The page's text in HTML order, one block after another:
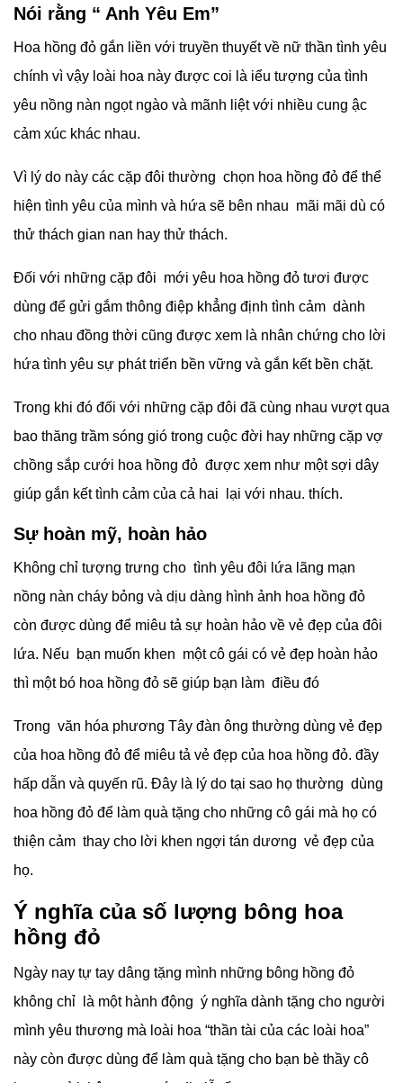
Nói rằng “ Anh Yêu Em”
Hoa hồng đỏ gắn liền với truyền thuyết về nữ thần tình yêu
chính vì vậy loài hoa này được coi là iểu tượng của tình
yêu nồng nàn ngọt ngào và mãnh liệt với nhiều cung ậc
cảm xúc khác nhau.
Vì lý do này các cặp đôi thường chọn hoa hồng đỏ để thể
hiện tình yêu của mình và hứa sẽ bên nhau mãi mãi dù có
thử thách gian nan hay thử thách.
Đối với những cặp đôi mới yêu hoa hồng đỏ tươi được
dùng để gửi gắm thông điệp khẳng định tình cảm dành
cho nhau đồng thời cũng được xem là nhân chứng cho lời
hứa tình yêu sự phát triển bền vững và gắn kết bền chặt.
Trong khi đó đối với những cặp đôi đã cùng nhau vượt qua
bao thăng trầm sóng gió trong cuộc đời hay những cặp vợ
chồng sắp cưới hoa hồng đỏ được xem như một sợi dây
giúp gắn kết tình cảm của cả hai lại với nhau. thích.
Sự hoàn mỹ, hoàn hảo
Không chỉ tượng trưng cho tình yêu đôi lứa lãng mạn
nồng nàn cháy bỏng và dịu dàng hình ảnh hoa hồng đỏ
còn được dùng để miêu tả sự hoàn hảo về vẻ đẹp của đôi
lứa. Nếu bạn muốn khen một cô gái có vẻ đẹp hoàn hảo
thì một bó hoa hồng đỏ sẽ giúp bạn làm điều đó
Trong văn hóa phương Tây đàn ông thường dùng vẻ đẹp
của hoa hồng đỏ để miêu tả vẻ đẹp của hoa hồng đỏ. đầy
hấp dẫn và quyến rũ. Đây là lý do tại sao họ thường dùng
hoa hồng đỏ để làm quà tặng cho những cô gái mà họ có
thiện cảm thay cho lời khen ngợi tán dương vẻ đẹp của
họ.
Ý nghĩa của số lượng bông hoa
hồng đỏ
Ngày nay tự tay dâng tặng mình những bông hồng đỏ
không chỉ là một hành động ý nghĩa dành tặng cho người
mình yêu thương mà loài hoa “thần tài của các loài hoa”
này còn được dùng để làm quà tặng cho bạn bè thầy cô